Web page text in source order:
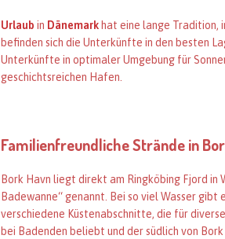
Urlaub in Dänemarkhat eine lange Tradition,
befinden sich die Unterkünfte in den besten
Unterkünfte in optimaler Umgebung für
geschichtsreichen Hafen.
Familienfreundliche Strände in
Bork Havn liegt direkt am Ringköbing Fjord
Badewanne“ genannt. Bei so viel Wasser
verschiedene Küstenabschnitte, die für
bei Badenden beliebt und der südlich von